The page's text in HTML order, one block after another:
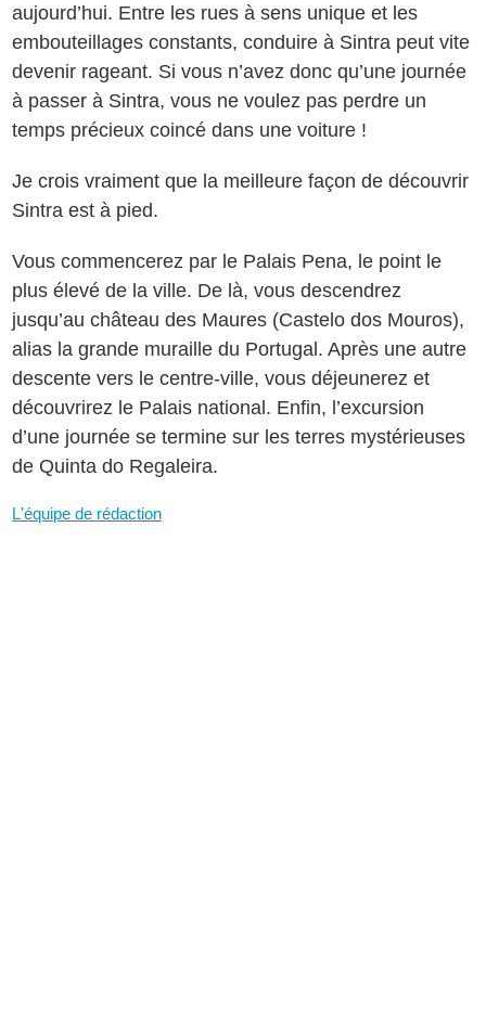
aujourd’hui. Entre les rues à sens unique et les
embouteillages constants, conduire à Sintra peut vite
devenir rageant. Si vous n’avez donc qu’une journée
à passer à Sintra, vous ne voulez pas perdre un
temps précieux coincé dans une voiture !
Je crois vraiment que la meilleure façon de découvrir
Sintra est à pied.
Vous commencerez par le Palais Pena, le point le
plus élevé de la ville. De là, vous descendrez
jusqu’au château des Maures (Castelo dos Mouros),
alias la grande muraille du Portugal. Après une autre
descente vers le centre-ville, vous déjeunerez et
découvrirez le Palais national. Enfin, l’excursion
d’une journée se termine sur les terres mystérieuses
de Quinta do Regaleira.
L'équipe de rédaction